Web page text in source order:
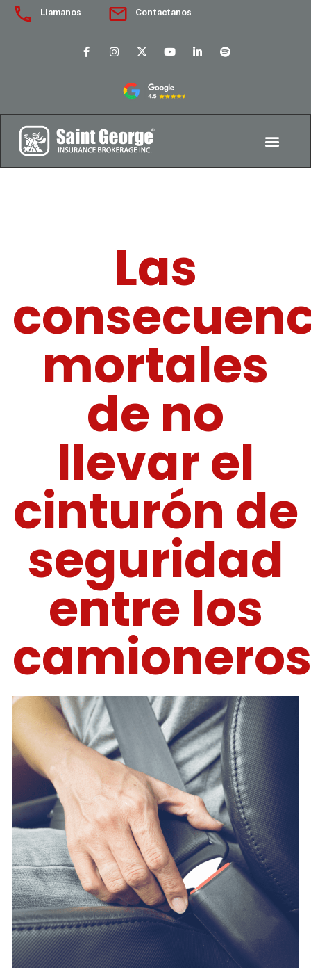
Llamanos Contactanos
Las
mortales
de no
llevar el
cinturón de
seguridad
entre los
camioneros